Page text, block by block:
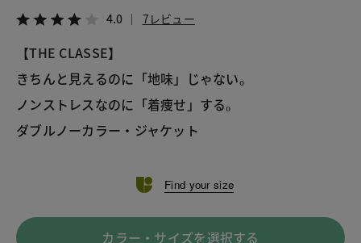
4.0 7レビュー
【THE CLASSE】
きちんと見えるのに「地味」じゃない。
ノンストレスなのに「着痩せ」する。
ダブルノーカラー・ジャケット
Find your size
カラー・サイズを選択する